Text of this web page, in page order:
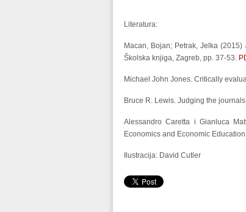
Literatura:
Macan, Bojan; Petrak, Jelka (2015)
Školska knjiga, Zagreb, pp. 37-53.
Michael John Jones. Critically
Bruce R. Lewis. Judging the
Alessandro Caretta i Gianluca
Economics and Economic
Ilustracija: David Cutler